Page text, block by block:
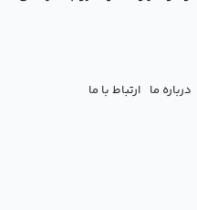
درباره ما ارتباط با ما